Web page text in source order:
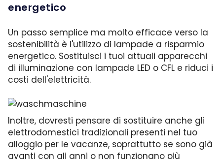
energetico
Un passo semplice ma molto efficace verso la
sostenibilità è l'utilizzo di lampade a risparmio
energetico. Sostituisci i tuoi attuali apparecchi
di illuminazione con lampade LED o CFL e riduci i
costi dell'elettricità.
Inoltre, dovresti pensare di sostituire anche gli
elettrodomestici tradizionali presenti nel tuo
alloggio per le vacanze, soprattutto se sono già
avanti con gli anni o non funzionano più